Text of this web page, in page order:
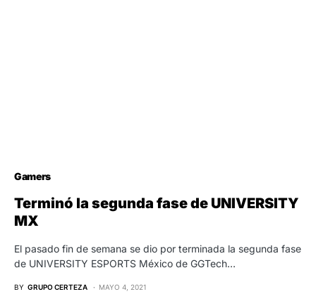
Gamers
Terminó la segunda fase de UNIVERSITY
MX
El pasado fin de semana se dio por terminada la segunda fase
de UNIVERSITY ESPORTS México de GGTech…
BY GRUPO CERTEZA MAYO 4, 2021